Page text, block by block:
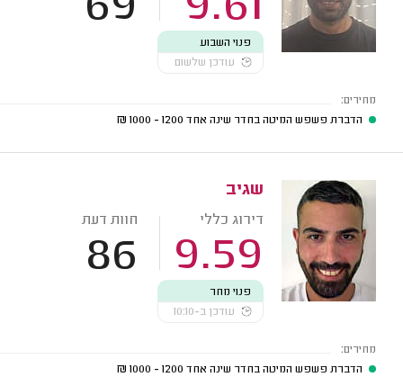
פנוי השבוע
עודכן שלשום
מחירים:
הדברת פשפש המיטה בחדר שינה אחד 1200 - 1000
₪
שגיב
דירוג כללי
9.59
חוות דעת
86
פנוי מחר
עודכן ב-10:10
מחירים:
הדברת פשפש המיטה בחדר שינה אחד 1200 - 1000
₪